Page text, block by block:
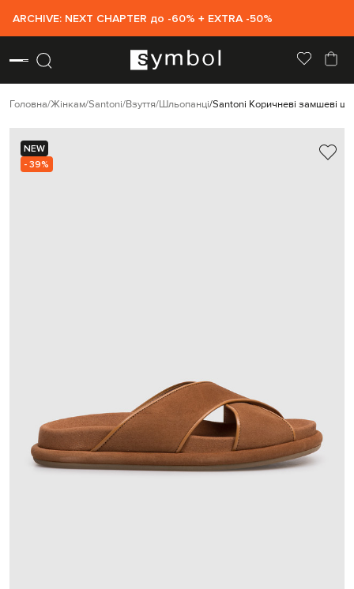
ARCHIVE: NEXT CHAPTER до -60% + EXTRA -50%
Головна Жінкам Santoni Взуття Шльопанці Santoni Коричневі замшеві
NEW
- 39%